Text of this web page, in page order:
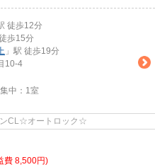
徒歩12分
歩15分
」駅 徒歩19分
10-4
中： 1室
CL☆オートロック☆
費 8,500円)